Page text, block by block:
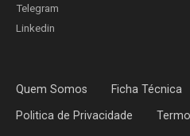
Telegram
Linkedin
Quem Somos Ficha Técnica
Politica de Privacidade